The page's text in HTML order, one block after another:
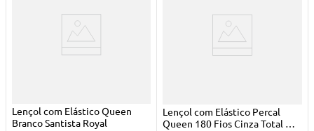
Lençol com Elástico Queen
Branco Santista Royal
Lençol com Elástico Percal
Queen 180 Fios Cinza Total Mix